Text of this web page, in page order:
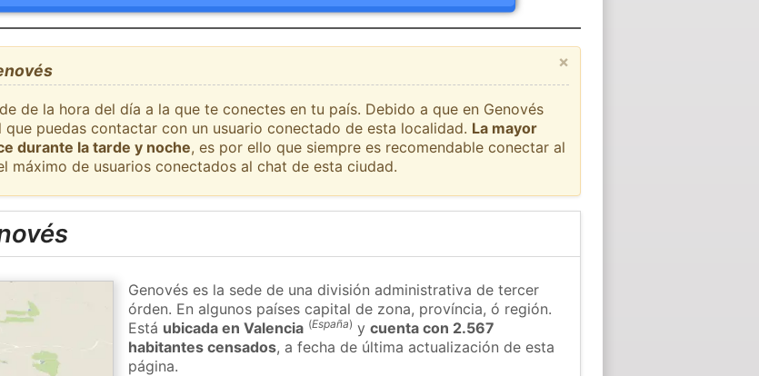
×
de la hora del día a la que te conectes en tu país. Debido a que en Genovés
puedas contactar con un usuario conectado de esta localidad. La mayor
durante la tarde y noche, es por ello que siempre es recomendable conectar al
máximo de usuarios conectados al chat de esta ciudad.
Genovés es la sede de una división administrativa de tercer
órden. En algunos países capital de zona, província, ó región.
Está ubicada en Valencia (España) ycuenta con 2.567
habitantes censados, a fecha de última actualización de esta
página.